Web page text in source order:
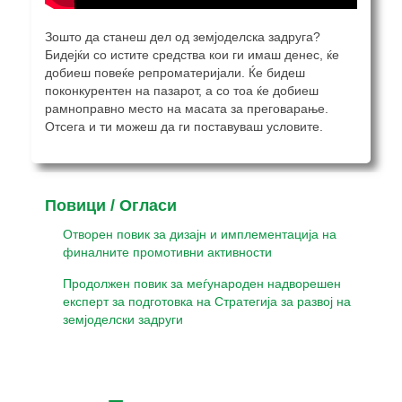
Зошто да станеш дел од земјоделска задруга?
Бидејќи со истите средства кои ги имаш денес, ќе
добиеш повеќе репроматеријали. Ќе бидеш
поконкурентен на пазарот, а со тоа ќе добиеш
рамноправно место на масата за преговарање.
Отсега и ти можеш да ги поставуваш условите.
Повици / Огласи
Отворен повик за дизајн и имплементација на
финалните промотивни активности
Продолжен повик за меѓународен надворешен
експерт за подготовка на Стратегија за развој на
земјоделски задруги